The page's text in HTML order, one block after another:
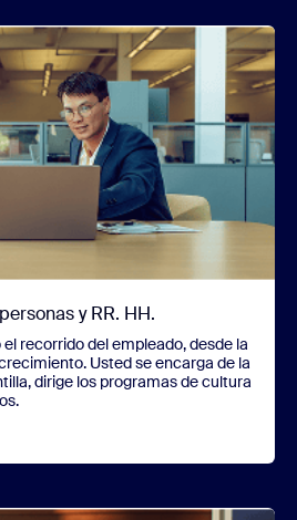
y RR. HH.
recorrido del empleado, desde la
Usted se encarga de la
dirige los programas de cultura